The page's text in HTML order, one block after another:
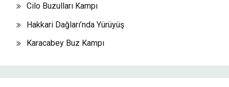
Cilo Buzulları Kampı
Hakkari Dağları’nda Yürüyüş
Karacabey Buz Kampı